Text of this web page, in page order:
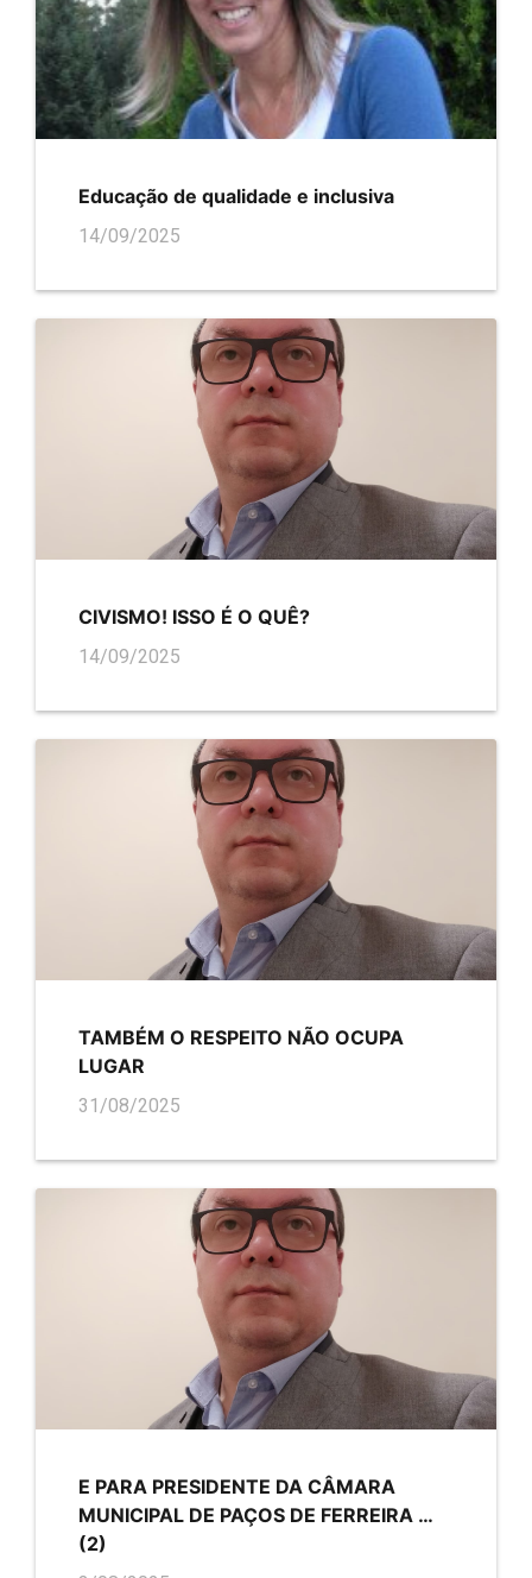
Educação de qualidade e inclusiva
14/09/2025
CIVISMO! ISSO É O QUÊ?
14/09/2025
TAMBÉM O RESPEITO NÃO OCUPA
LUGAR
31/08/2025
E PARA PRESIDENTE DA CÂMARA
MUNICIPAL DE PAÇOS DE FERREIRA …
(2)